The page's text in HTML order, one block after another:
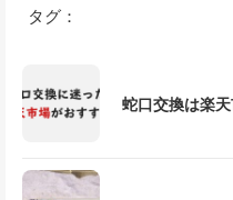
タグ：
蛇口交換は楽